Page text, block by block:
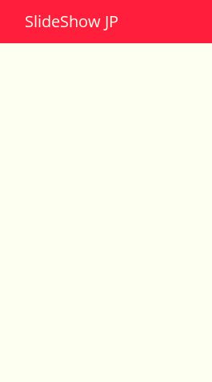
SlideShow JP